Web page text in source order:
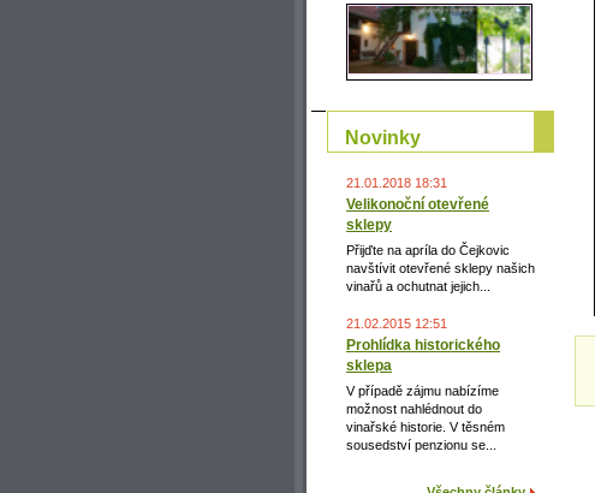
Novinky
21.01.2018 18:31
Velikonoční otevřené
sklepy
Přijďte na apríla do Čejkovic
navštívit otevřené sklepy našich
vinařů a ochutnat jejich...
21.02.2015 12:51
Prohlídka historického
sklepa
V případě zájmu nabízíme
možnost nahlédnout do
vinařské historie. V těsném
sousedství penzionu se...